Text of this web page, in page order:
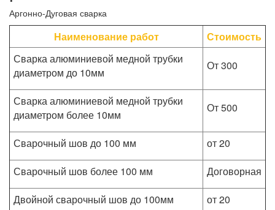
Аргонно-Дуговая сварка
Наименование работ
Стоимость
Сварка алюминиевой медной трубки
диаметром до 10мм
От 300
Сварка алюминиевой медной трубки
диаметром более 10мм
От 500
Сварочный шов до 100 мм
от 20
Сварочный шов более 100 мм
Договорная
Двойной сварочный шов до 100мм
от 20